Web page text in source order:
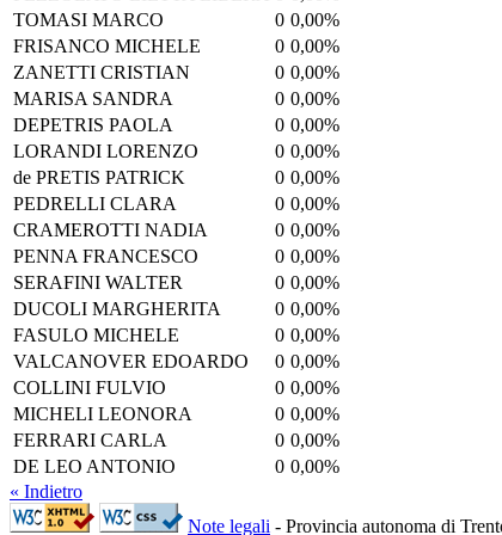
TOMASI MARCO
0 0,00%
FRISANCO MICHELE
0 0,00%
ZANETTI CRISTIAN
0 0,00%
MARISA SANDRA
0 0,00%
DEPETRIS PAOLA
0 0,00%
LORANDI LORENZO
0 0,00%
de PRETIS PATRICK
0 0,00%
PEDRELLI CLARA
0 0,00%
CRAMEROTTI NADIA
0 0,00%
PENNA FRANCESCO
0 0,00%
SERAFINI WALTER
0 0,00%
DUCOLI MARGHERITA
0 0,00%
FASULO MICHELE
0 0,00%
VALCANOVER EDOARDO
0 0,00%
COLLINI FULVIO
0 0,00%
MICHELI LEONORA
0 0,00%
FERRARI CARLA
0 0,00%
DE LEO ANTONIO
0 0,00%
« Indietro
Note legali - Provincia autonoma di